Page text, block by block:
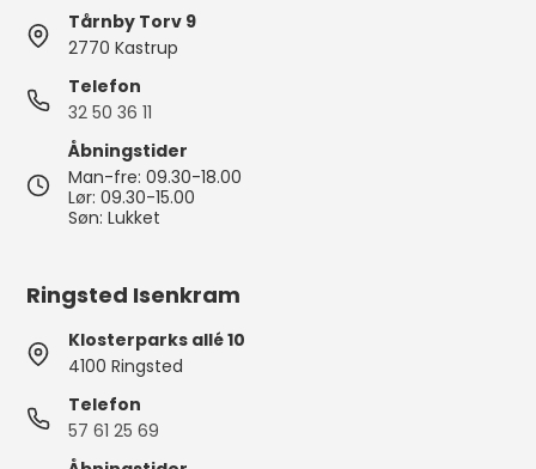
Tårnby Torv 9
2770 Kastrup
Telefon
32 50 36 11
Åbningstider
Man-fre: 09.30-18.00
Lør: 09.30-15.00
Søn: Lukket
Ringsted Isenkram
Klosterparks allé 10
4100 Ringsted
Telefon
57 61 25 69